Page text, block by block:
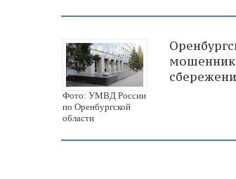
Фото: УМВД России
по Оренбургской
области